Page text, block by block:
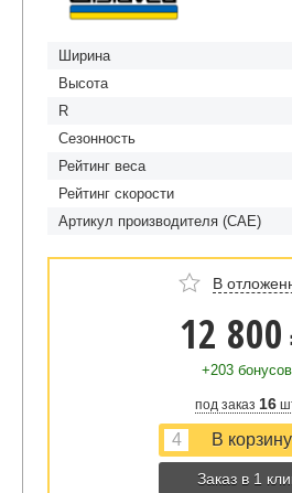
Ширина
Высота
R
Сезонность
Рейтинг веса
Рейтинг скорости
Артикул производителя (CAE)
В
12 800
+203 бонусов
под заказ 16
Заказ в 1